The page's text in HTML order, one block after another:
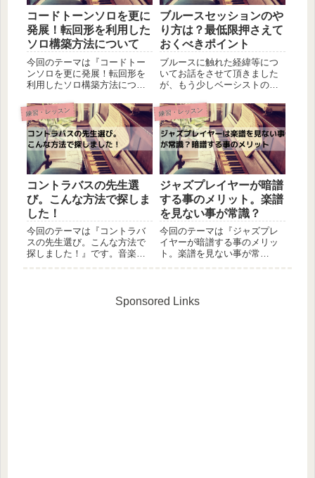
コードトーンソロを更に
発展！転回形を利用した
ソロ構築方法について
今回のテーマは『コードトー
ンソロを更に発展！転回形を
利用したソロ構築方法につい
を使ったベースソロの練習方
法についてご紹介させて頂き
ましたが、今回は更にその内
容を発展させたものとなって
おります。この方法も私がレ
ッスン...
ブルースセッションのや
り方は？最低限押さえて
おくべきポイント
ブルースに触れた経緯等につ
いてお話をさせて頂きました
が、もう少しベーシストの視
取り組み方をご紹介出来れば
と思います。ブルースセッシ
ョンについて何となく理解は
出来たけど、もう少し具体的
に練習した事を知りたい！そ
のよう...
練習・レッスン
コントラバスの先生選
び。こんな方法で探しま
した！
今回のテーマは『コントラバ
スの先生選び。こんな方法で
探しました！』です。音楽の
際、私がどんな方法で先生を
探して選んだのかという話を
練習・レッスン
ジャズプレイヤーが暗譜
する事のメリット。楽譜
を見ない事が常識？
今回のテーマは『ジャズプレ
イヤーが暗譜する事のメリッ
ト。楽譜を見ない事が常
ます。これに関しては特に何
Sponsored Links